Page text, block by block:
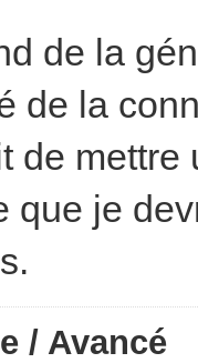
de la
de la
de
que je
/ Avancé